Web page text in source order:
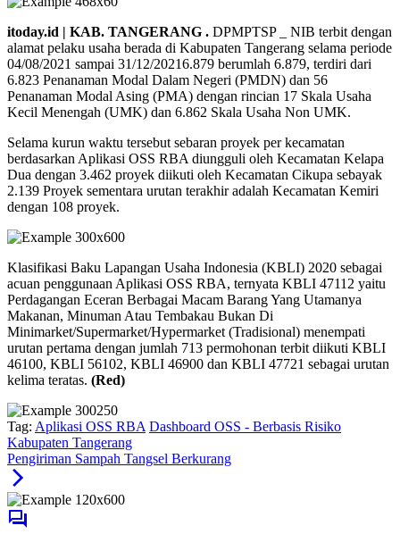
itoday.id | KAB. TANGERANG . DPMPTSP _ NIB terbit dengan
alamat pelaku usaha berada di Kabupaten Tangerang selama periode
04/08/2021 sampai 31/12/20216.879 berumlah 6.879, terdiri dari
6.823 Penanaman Modal Dalam Negeri (PMDN) dan 56
Penanaman Modal Asing (PMA) dengan rincian 17 Skala Usaha
Kecil Menengah (UMK) dan 6.862 Skala Usaha Non UMK.
Selama kurun waktu tersebut sebaran proyek per kecamatan
berdasarkan Aplikasi OSS RBA diungguli oleh Kecamatan Kelapa
Dua dengan 3.462 proyek diikuti oleh Kecamatan Cikupa sebayak
2.139 Proyek sementara urutan terakhir adalah Kecamatan Kemiri
dengan 108 proyek.
Klasifikasi Baku Lapangan Usaha Indonesia (KBLI) 2020 sebagai
acuan penggunaan Aplikasi OSS RBA, ternyata KBLI 47112 yaitu
Perdagangan Eceran Berbagai Macam Barang Yang Utamanya
Makanan, Minuman Atau Tembakau Bukan Di
Minimarket/Supermarket/Hypermarket (Tradisional) menempati
urutan pertama dengan jumlah 713 permohonan terbit diikuti KBLI
46100, KBLI 56102, KBLI 46900 dan KBLI 47721 sebagai urutan
kelima teratas. (Red)
Tag: Aplikasi OSS RBA Dashboard OSS - Berbasis Risiko
Kabupaten Tangerang
Pengiriman Sampah Tangsel Berkurang